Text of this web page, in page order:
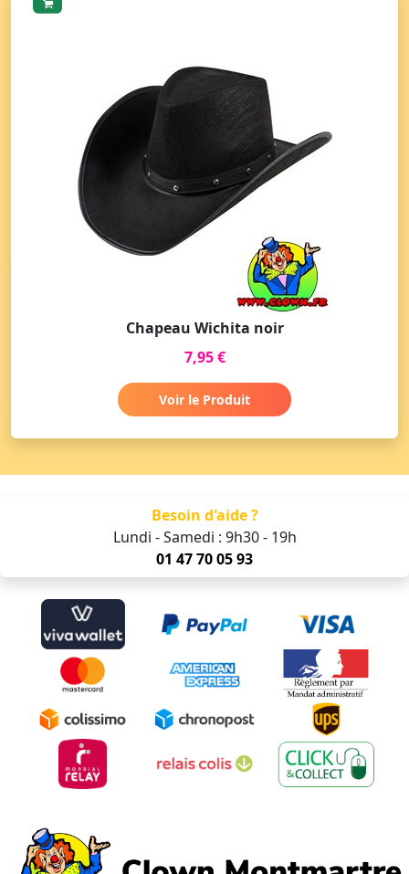
Chapeau Wichita noir
7,95 €
Voir le Produit
Besoin d'aide ?
Lundi - Samedi : 9h30 - 19h
01 47 70 05 93